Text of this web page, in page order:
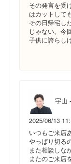
その発言を受
はカットして
その日帰宅し
じゃない。今
子供に誇らし
宇山
2025/06/13
いつもご来店
やっぱり切る
また相談しな
またのご来店